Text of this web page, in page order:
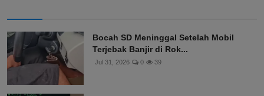
Bocah SD Meninggal Setelah Mobil
Terjebak Banjir di Rok...
Jul 31, 2026 0 39